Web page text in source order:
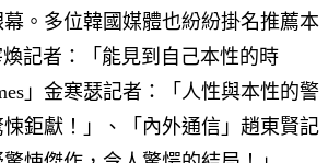
。多位韓國媒體也紛紛掛名推薦本
記者：「能見到自己本性的時
」金寒瑟記者：「人性與本性的警
鉅獻！」、「內外通信」趙東賢記